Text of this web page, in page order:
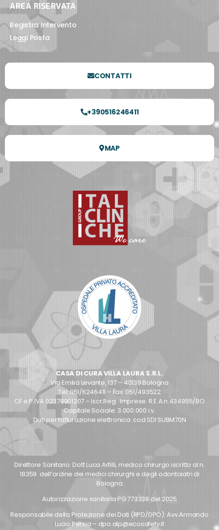
AREA RISERVATA
Registra Intervento
Leggi Posta
CONTATTI
+390516246411
MAP
CASA DI CURA VILLA LAURA S.R.L.
Via Emilia Levante, 137 – 40139 Bologna
Tel: 051/6246411 – Fax: 051/493522
CF e P.IVA 02378901207 – Iscr.Reg. Imprese: R.E.A.n.434955/BO
Capitale Sociale: 3.000.000 i.v.
Dati per fatturazione elettronica: cod SDI SUBM70N
Direttore Sanitario: Dott Luca Arfilli, medico chirurgo iscritto al n.
18359 dell’ordine dei medici chirurghi e degli odontoiatri di
Bologna
Autorizzazione sanitaria PG 773338 del 2025
Responsabile della Protezione dei Dati (RPD/DPO): Avv.Armando
Lucio Persia – dpo.alp@ecosafety.it